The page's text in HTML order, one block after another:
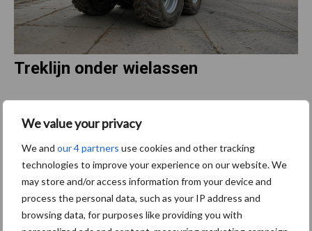
We value your privacy
We and our 4 partners use cookies and other tracking
technologies to improve your experience on our website. We
may store and/or access information from your device and
process the personal data, such as your IP address and
browsing data, for purposes like providing you with
Treklijn onder wielassen
Het draaipunt bevindt zich onder de as van de wielen”. Schreuder
‘Roll-Over Bogie’ onderstel wordt veroorzaakt.